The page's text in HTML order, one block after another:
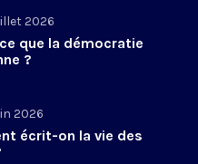
2026
que la démocratie
?
2026
écrit-on la vie des